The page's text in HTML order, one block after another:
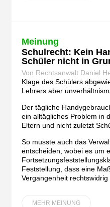
Meinung
Schulrecht: Kein
Schüler nicht in
Von Rechtsanwalt Daniel
Klage des Schülers
Lehrers aber
Der tägliche
ein alltägliches Problem in
Eltern und nicht zuletzt
So musste auch das
entscheiden, wobei es um
Feststellung, dass eine
Vergangenheit rechtswidrig
MEHR MEINUNG